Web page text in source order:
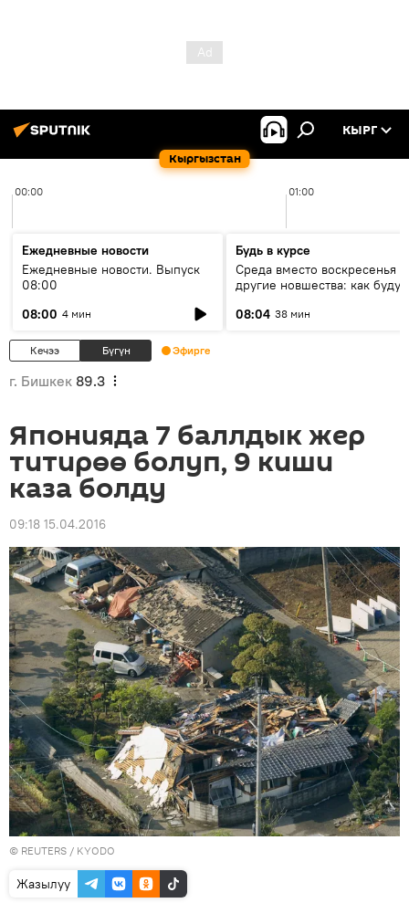
Кыргызстан
КЫРГ
00:00 01:00
Ежедневные новости
Ежедневные новости. Выпуск
08:00
08:00 4 мин
Будь в курсе
Среда вместо воскресенья и
другие новшества: как будут
08:04 38 мин
Кечээ Бүгүн Эфирге
г. Бишкек 89.3
Японияда 7 баллдык жер
титирөө болуп, 9 киши
каза болду
09:18 15.04.2016
© REUTERS / KYODO
Жазылуу